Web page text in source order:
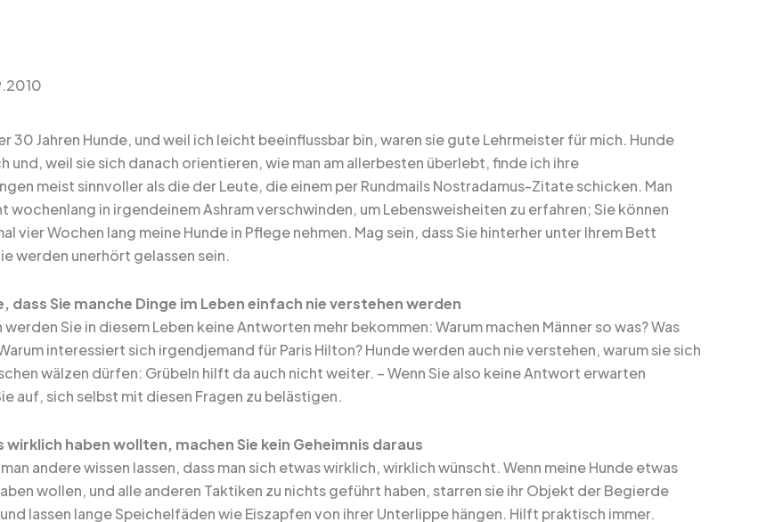
30 Jahren Hunde, und weil ich leicht beeinflussbar bin, waren sie gute Lehrmeister für mich. Hunde
und, weil sie sich danach orientieren, wie man am allerbesten überlebt, finde ich ihre
meist sinnvoller als die der Leute, die einem per Rundmails Nostradamus-Zitate schicken. Man
wochenlang in irgendeinem Ashram verschwinden, um Lebensweisheiten zu erfahren; Sie können
vier Wochen lang meine Hunde in Pflege nehmen. Mag sein, dass Sie hinterher unter Ihrem Bett
werden unerhört gelassen sein.
dass Sie manche Dinge im Leben einfach nie verstehen werden
Sie in diesem Leben keine Antworten mehr bekommen: Warum machen Männer so was? Was
interessiert sich irgendjemand für Paris Hilton? Hunde werden auch nie verstehen, warum sie sich
wälzen dürfen: Grübeln hilft da auch nicht weiter. – Wenn Sie also keine Antwort erwarten
auf, sich selbst mit diesen Fragen zu belästigen.
wirklich haben wollten, machen Sie kein Geheimnis daraus
andere wissen lassen, dass man sich etwas wirklich, wirklich wünscht. Wenn meine Hunde etwas
wollen, und alle anderen Taktiken zu nichts geführt haben, starren sie ihr Objekt der Begierde
lassen lange Speichelfäden wie Eiszapfen von ihrer Unterlippe hängen. Hilft praktisch immer.